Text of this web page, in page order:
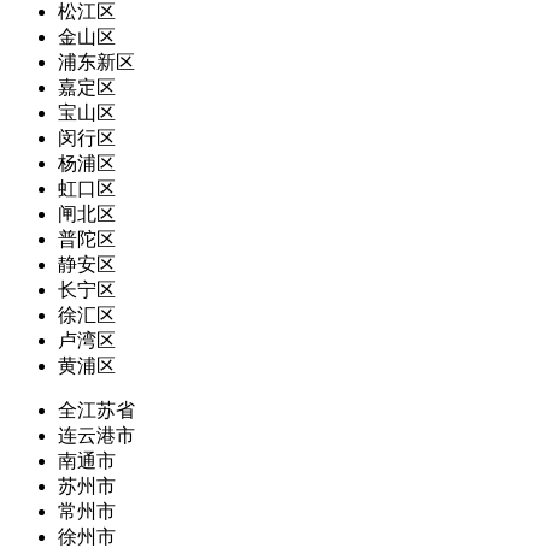
松江区
金山区
浦东新区
嘉定区
宝山区
闵行区
杨浦区
虹口区
闸北区
普陀区
静安区
长宁区
徐汇区
卢湾区
黄浦区
全江苏省
连云港市
南通市
苏州市
常州市
徐州市